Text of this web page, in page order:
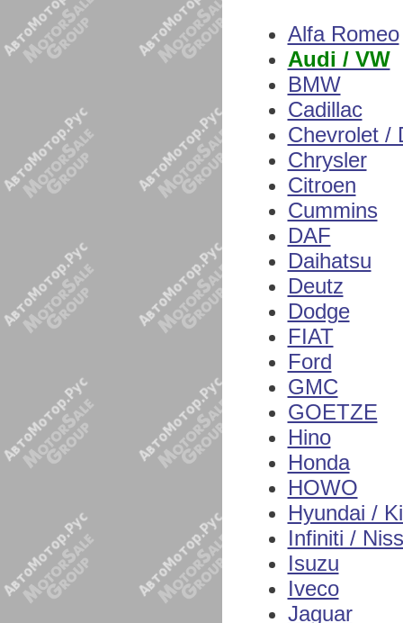
Alfa Romeo
Audi / VW
BMW
Cadillac
Chevrolet /
Chrysler
Citroen
Cummins
DAF
Daihatsu
Deutz
Dodge
FIAT
Ford
GMC
GOETZE
Hino
Honda
HOWO
Hyundai /
Infiniti /
Isuzu
Iveco
Jaguar